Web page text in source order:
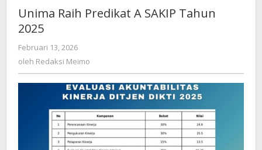
A
Unima Raih Predikat A SAKIP Tahun
2025
Februari 13, 2026
Redaksi
oleh Redaksi Meimo